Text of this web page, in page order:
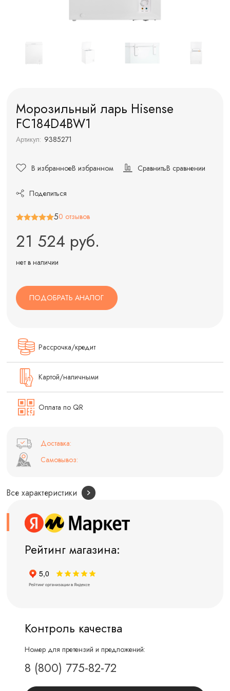
Морозильный ларь Hisense
FC184D4BW1
Артикул: 9385271
В избранноеВ избранном СравнитьВ сравнении
Поделиться
50 отзывов
21 524 руб.
нет в наличии
ПОДОБРАТЬ АНАЛОГ
Рассрочка/кредит
Картой/наличными
Оплата по QR
Доставка:
Самовывоз:
Все характеристики
Рейтинг магазина:
Контроль качества
Номер для претензий и предложений:
8 (800) 775-82-72